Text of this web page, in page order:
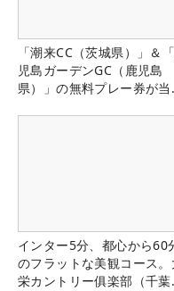
「潮来CC（茨城県）」＆
児島ガーデンGC（鹿児島
県）」の無料プレー券が当
インター5分、都心から60
のフラットな美観コース。
栄カントリー俱楽部（千葉